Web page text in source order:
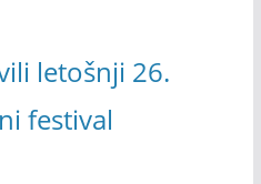
letošnji 26.
festival